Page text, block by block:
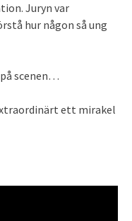
Juryn var
hur någon så ung
scenen…
ett mirakel